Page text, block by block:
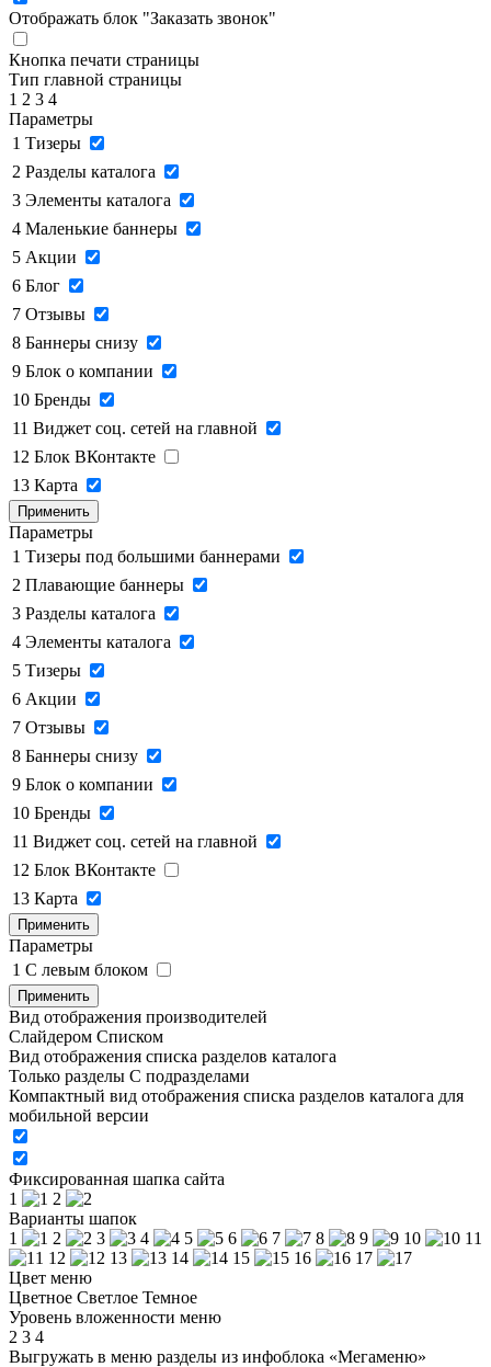
Отображать блок "Заказать звонок"
Кнопка печати страницы
Тип главной страницы
1 2 3 4
Параметры
1 Тизеры
2 Разделы каталога
3 Элементы каталога
4 Маленькие баннеры
5 Акции
6 Блог
7 Отзывы
8 Баннеры снизу
9 Блок о компании
10 Бренды
11 Виджет соц. сетей на главной
12 Блок ВКонтакте
13 Карта
Применить
Параметры
1 Тизеры под большими баннерами
2 Плавающие баннеры
3 Разделы каталога
4 Элементы каталога
5 Тизеры
6 Акции
7 Отзывы
8 Баннеры снизу
9 Блок о компании
10 Бренды
11 Виджет соц. сетей на главной
12 Блок ВКонтакте
13 Карта
Применить
Параметры
1 C левым блоком
Применить
Вид отображения производителей
Слайдером Списком
Вид отображения списка разделов каталога
Только разделы С подразделами
Компактный вид отображения списка разделов каталога для
мобильной версии
Фиксированная шапка сайта
1
2
Варианты шапок
1
2 3 4 5 6 7 8 9 10
11
12
13 14 15 16
17
Цвет меню
Цветное Светлое Темное
Уровень вложенности меню
2 3 4
Выгружать в меню разделы из инфоблока «Мегаменю»